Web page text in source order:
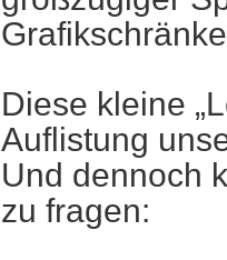
Diese kleine
Auflistung
Und dennoch
zu fragen: